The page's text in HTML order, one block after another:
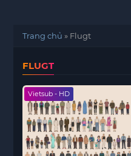
Trang chủ » Flugt
FLUGT
Vietsub - HD